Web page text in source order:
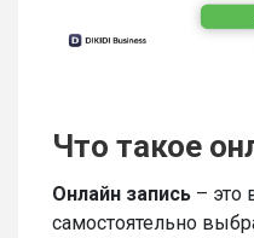
Что такое
Онлайн запись – это
самостоятельно